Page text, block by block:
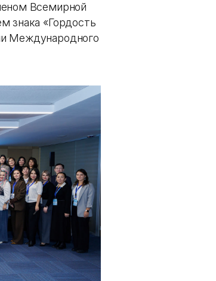
Всемирной
знака «Гордость
Международного